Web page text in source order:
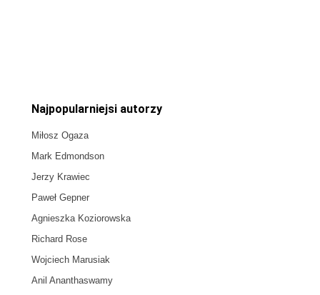
Najpopularniejsi autorzy
Miłosz Ogaza
Mark Edmondson
Jerzy Krawiec
Paweł Gepner
Agnieszka Koziorowska
Richard Rose
Wojciech Marusiak
Anil Ananthaswamy